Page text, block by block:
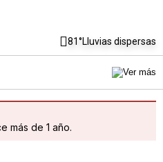
81°Lluvias dispersas
más de 1 año.